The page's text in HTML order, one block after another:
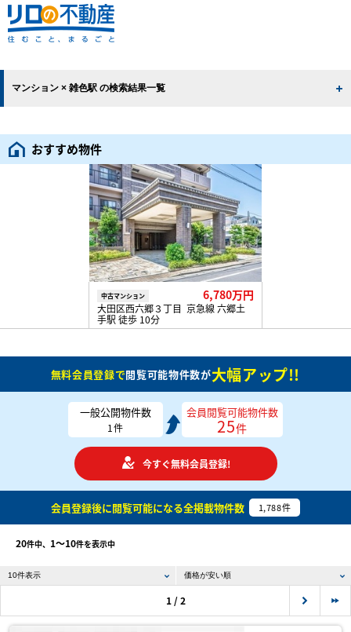
マンション × 雑色駅 の検索結果一覧
おすすめ物件
中古マンション 6,780万円
大田区西六郷３丁目 京急線 六郷土
手駅 徒歩 10分
無料会員登録で閲覧可能物件数が大幅アップ!!
一般公開物件数
1件
会員閲覧可能物件数
25件
今すぐ無料会員登録!
会員登録後に閲覧可能になる全掲載物件数 1,788件
20件中、 1〜10件を表示中
1 / 2